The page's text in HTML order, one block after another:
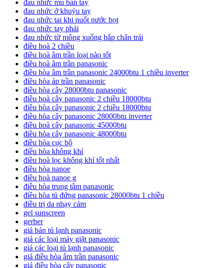
đau nhức mu bàn tay
đau nhức ở khuỷu tay
đau nhức tai khi nuốt nước bọt
đau nhức tay phải
đau nhức từ mông xuống bắp chân trái
điều hoà 2 chiều
điều hoà âm trần loại nào tốt
điều hoà âm trần panasonic
điều hòa âm trần panasonic 24000btu 1 chiều inverter
điều hòa áp trần panasonic
điều hòa cây 28000btu panasonic
điều hoà cây panasonic 2 chiều 18000btu
điều hòa cây panasonic 2 chiều 18000btu
điều hòa cây panasonic 28000btu inverter
điều hoà cây panasonic 45000btu
điều hòa cây panasonic 48000btu
điều hòa cục bộ
điều hòa không khí
điều hoà lọc không khí tốt nhất
điều hòa nanoe
điều hoà nanoe g
điều hòa trung tâm panasonic
điều hòa tủ đứng panasonic 28000btu 1 chiều
điều trị da nhạy cảm
gel sunscreen
gerber
giá bán tủ lạnh panasonic
giá các loại máy giặt panasonic
giá các loại tủ lạnh panasonic
giá điều hòa âm trần panasonic
giá điều hòa cây panasonic